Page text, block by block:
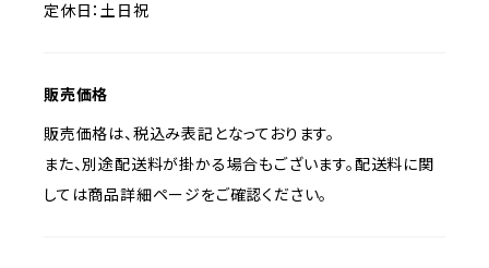
定休日：土日祝
販売価格
販売価格は、税込み表記となっております。
また、別途配送料が掛かる場合もございます。配送料に関
しては商品詳細ページをご確認ください。